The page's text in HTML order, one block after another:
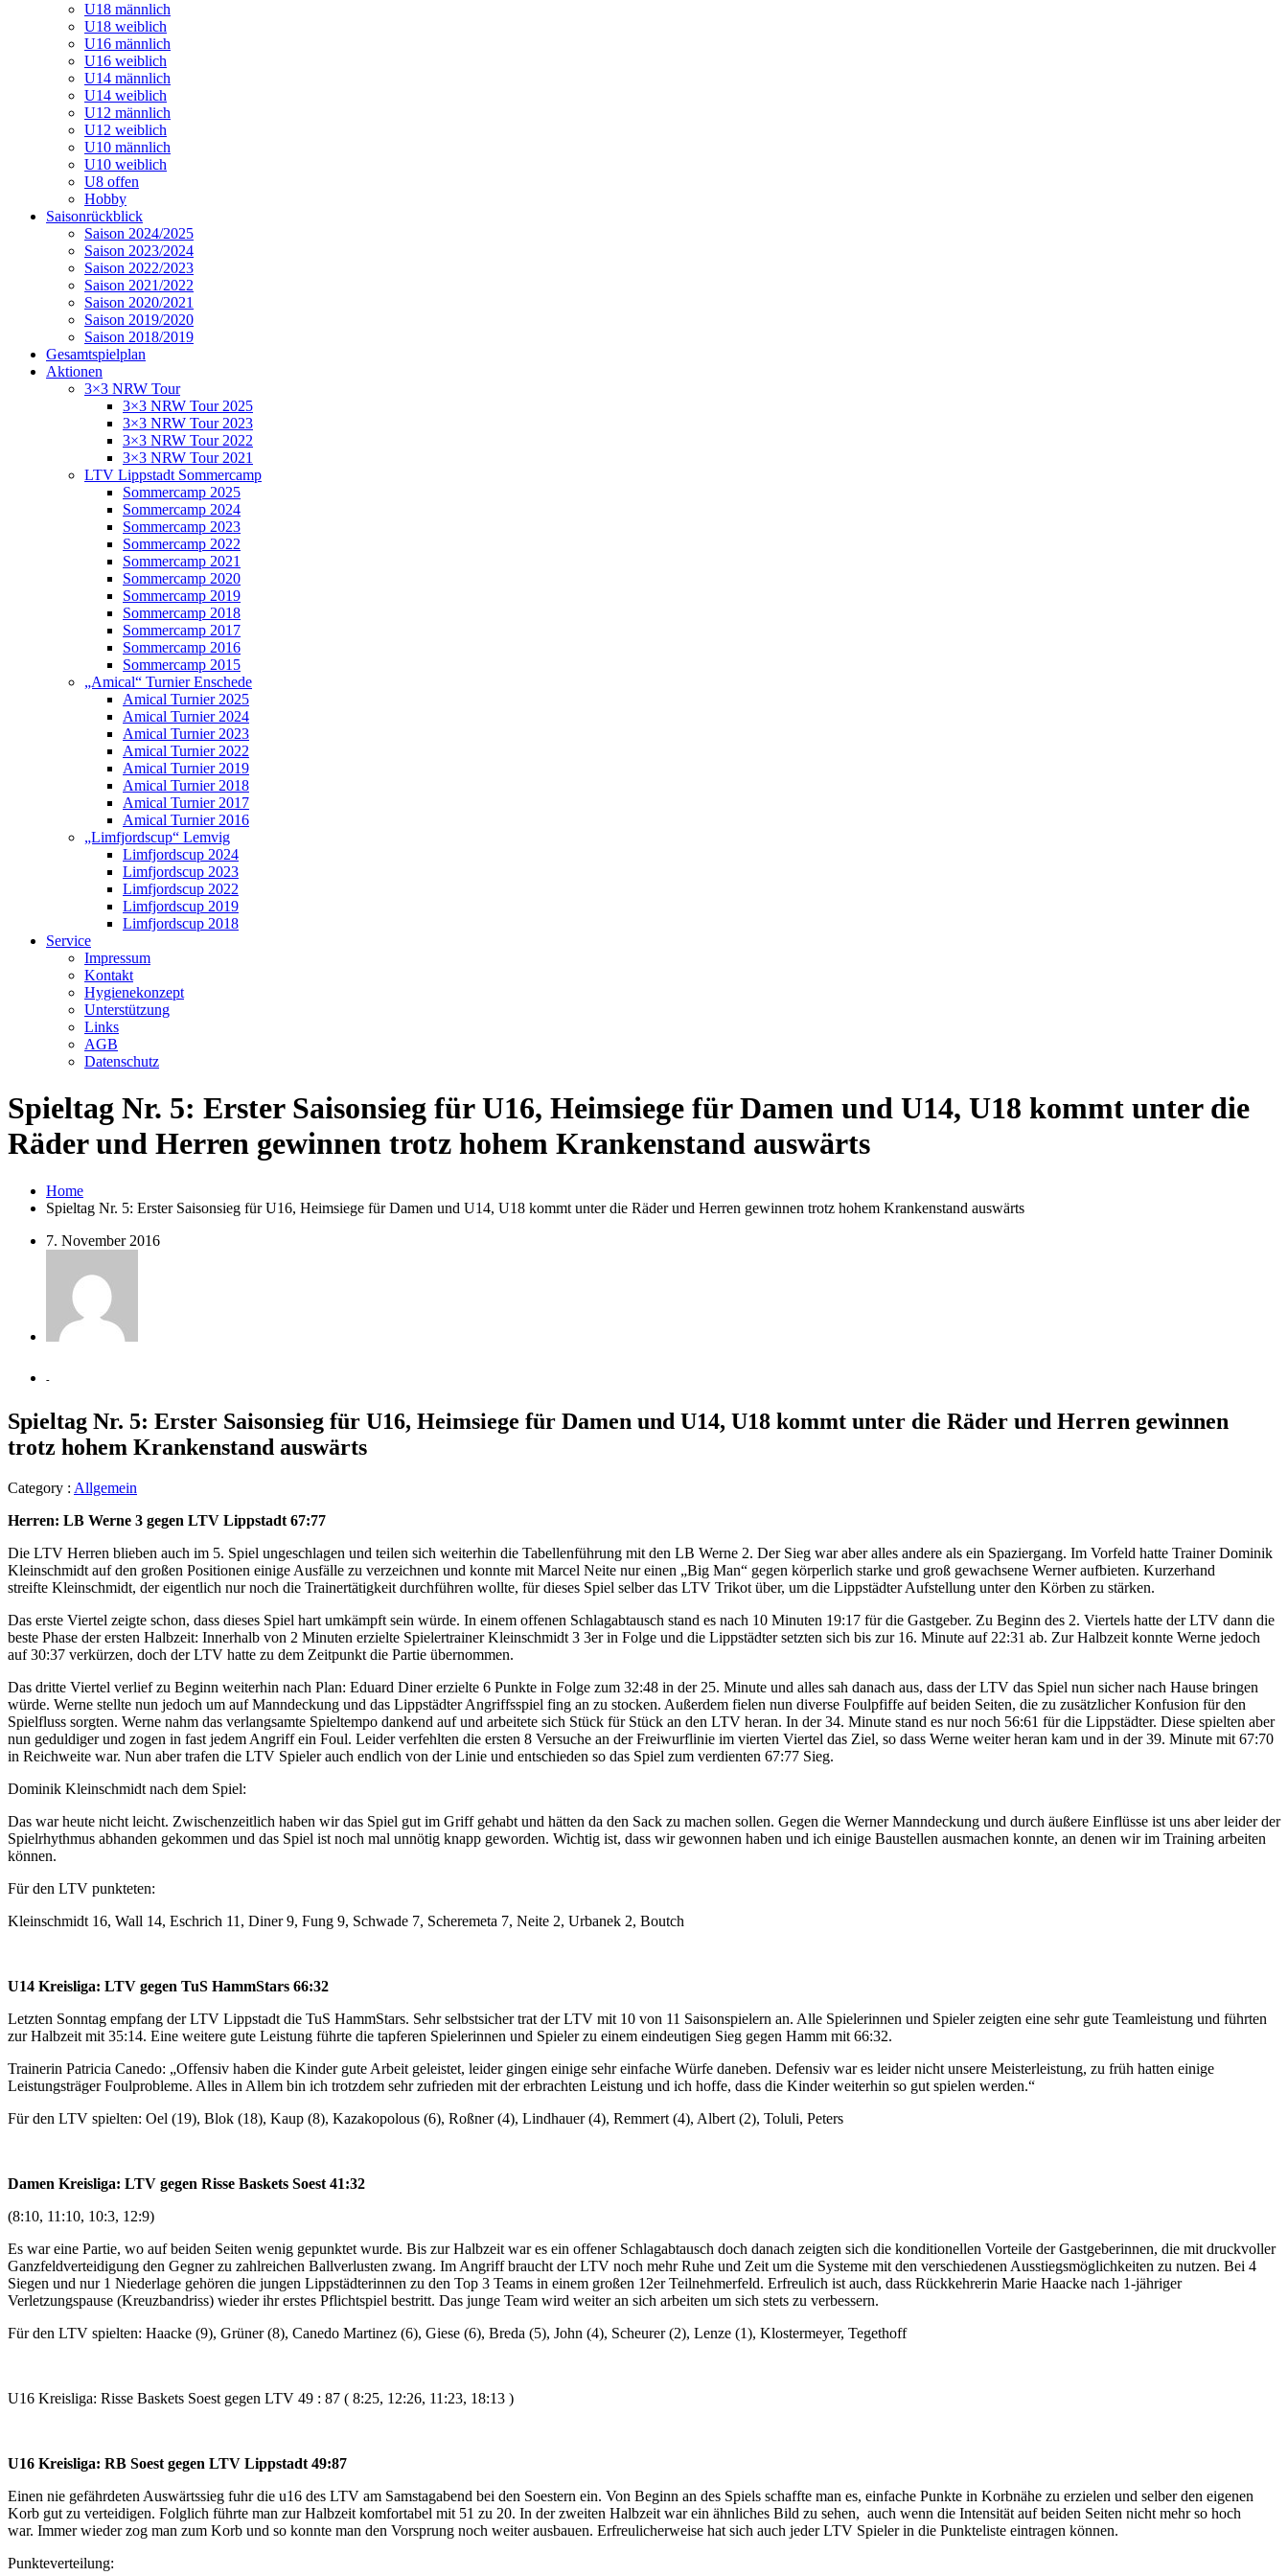
U18 männlich
U18 weiblich
U16 männlich
U16 weiblich
U14 männlich
U14 weiblich
U12 männlich
U12 weiblich
U10 männlich
U10 weiblich
U8 offen
Hobby
Saisonrückblick
Saison 2024/2025
Saison 2023/2024
Saison 2022/2023
Saison 2021/2022
Saison 2020/2021
Saison 2019/2020
Saison 2018/2019
Gesamtspielplan
Aktionen
3×3 NRW Tour
3×3 NRW Tour 2025
3×3 NRW Tour 2023
3×3 NRW Tour 2022
3×3 NRW Tour 2021
LTV Lippstadt Sommercamp
Sommercamp 2025
Sommercamp 2024
Sommercamp 2023
Sommercamp 2022
Sommercamp 2021
Sommercamp 2020
Sommercamp 2019
Sommercamp 2018
Sommercamp 2017
Sommercamp 2016
Sommercamp 2015
„Amical“ Turnier Enschede
Amical Turnier 2025
Amical Turnier 2024
Amical Turnier 2023
Amical Turnier 2022
Amical Turnier 2019
Amical Turnier 2018
Amical Turnier 2017
Amical Turnier 2016
„Limfjordscup“ Lemvig
Limfjordscup 2024
Limfjordscup 2023
Limfjordscup 2022
Limfjordscup 2019
Limfjordscup 2018
Service
Impressum
Kontakt
Hygienekonzept
Unterstützung
Links
AGB
Datenschutz
Spieltag Nr. 5: Erster Saisonsieg für U16, Heimsiege für Damen und U14, U18 kommt unter die
Räder und Herren gewinnen trotz hohem Krankenstand auswärts
Home
Spieltag Nr. 5: Erster Saisonsieg für U16, Heimsiege für Damen und U14, U18 kommt unter die Räder und Herren gewinnen trotz hohem Krankenstand auswärts
7. November 2016
-
Spieltag Nr. 5: Erster Saisonsieg für U16, Heimsiege für Damen und U14, U18 kommt unter die Räder und Herren gewinnen
trotz hohem Krankenstand auswärts
Category : Allgemein
Herren: LB Werne 3 gegen LTV Lippstadt 67:77
Die LTV Herren blieben auch im 5. Spiel ungeschlagen und teilen sich weiterhin die Tabellenführung mit den LB Werne 2. Der Sieg war aber alles andere als ein Spaziergang. Im Vorfeld hatte Trainer Dominik
Kleinschmidt auf den großen Positionen einige Ausfälle zu verzeichnen und konnte mit Marcel Neite nur einen „Big Man“ gegen körperlich starke und groß gewachsene Werner aufbieten. Kurzerhand
streifte Kleinschmidt, der eigentlich nur noch die Trainertätigkeit durchführen wollte, für dieses Spiel selber das LTV Trikot über, um die Lippstädter Aufstellung unter den Körben zu stärken.
Das erste Viertel zeigte schon, dass dieses Spiel hart umkämpft sein würde. In einem offenen Schlagabtausch stand es nach 10 Minuten 19:17 für die Gastgeber. Zu Beginn des 2. Viertels hatte der LTV dann die
beste Phase der ersten Halbzeit: Innerhalb von 2 Minuten erzielte Spielertrainer Kleinschmidt 3 3er in Folge und die Lippstädter setzten sich bis zur 16. Minute auf 22:31 ab. Zur Halbzeit konnte Werne jedoch
auf 30:37 verkürzen, doch der LTV hatte zu dem Zeitpunkt die Partie übernommen.
Das dritte Viertel verlief zu Beginn weiterhin nach Plan: Eduard Diner erzielte 6 Punkte in Folge zum 32:48 in der 25. Minute und alles sah danach aus, dass der LTV das Spiel nun sicher nach Hause bringen
würde. Werne stellte nun jedoch um auf Manndeckung und das Lippstädter Angriffsspiel fing an zu stocken. Außerdem fielen nun diverse Foulpfiffe auf beiden Seiten, die zu zusätzlicher Konfusion für den
Spielfluss sorgten. Werne nahm das verlangsamte Spieltempo dankend auf und arbeitete sich Stück für Stück an den LTV heran. In der 34. Minute stand es nur noch 56:61 für die Lippstädter. Diese spielten aber
nun geduldiger und zogen in fast jedem Angriff ein Foul. Leider verfehlten die ersten 8 Versuche an der Freiwurflinie im vierten Viertel das Ziel, so dass Werne weiter heran kam und in der 39. Minute mit 67:70
in Reichweite war. Nun aber trafen die LTV Spieler auch endlich von der Linie und entschieden so das Spiel zum verdienten 67:77 Sieg.
Dominik Kleinschmidt nach dem Spiel:
Das war heute nicht leicht. Zwischenzeitlich haben wir das Spiel gut im Griff gehabt und hätten da den Sack zu machen sollen. Gegen die Werner Manndeckung und durch äußere Einflüsse ist uns aber leider der
Spielrhythmus abhanden gekommen und das Spiel ist noch mal unnötig knapp geworden. Wichtig ist, dass wir gewonnen haben und ich einige Baustellen ausmachen konnte, an denen wir im Training arbeiten
können.
Für den LTV punkteten:
Kleinschmidt 16, Wall 14, Eschrich 11, Diner 9, Fung 9, Schwade 7, Scheremeta 7, Neite 2, Urbanek 2, Boutch
U14 Kreisliga: LTV gegen TuS HammStars 66:32
Letzten Sonntag empfang der LTV Lippstadt die TuS HammStars. Sehr selbstsicher trat der LTV mit 10 von 11 Saisonspielern an. Alle Spielerinnen und Spieler zeigten eine sehr gute Teamleistung und führten
zur Halbzeit mit 35:14. Eine weitere gute Leistung führte die tapferen Spielerinnen und Spieler zu einem eindeutigen Sieg gegen Hamm mit 66:32.
Trainerin Patricia Canedo: „Offensiv haben die Kinder gute Arbeit geleistet, leider gingen einige sehr einfache Würfe daneben. Defensiv war es leider nicht unsere Meisterleistung, zu früh hatten einige
Leistungsträger Foulprobleme. Alles in Allem bin ich trotzdem sehr zufrieden mit der erbrachten Leistung und ich hoffe, dass die Kinder weiterhin so gut spielen werden.“
Für den LTV spielten: Oel (19), Blok (18), Kaup (8), Kazakopolous (6), Roßner (4), Lindhauer (4), Remmert (4), Albert (2), Toluli, Peters
Damen Kreisliga: LTV gegen Risse Baskets Soest 41:32
(8:10, 11:10, 10:3, 12:9)
Es war eine Partie, wo auf beiden Seiten wenig gepunktet wurde. Bis zur Halbzeit war es ein offener Schlagabtausch doch danach zeigten sich die konditionellen Vorteile der Gastgeberinnen, die mit druckvoller
Ganzfeldverteidigung den Gegner zu zahlreichen Ballverlusten zwang. Im Angriff braucht der LTV noch mehr Ruhe und Zeit um die Systeme mit den verschiedenen Ausstiegsmöglichkeiten zu nutzen. Bei 4
Siegen und nur 1 Niederlage gehören die jungen Lippstädterinnen zu den Top 3 Teams in einem großen 12er Teilnehmerfeld. Erfreulich ist auch, dass Rückkehrerin Marie Haacke nach 1-jähriger
Verletzungspause (Kreuzbandriss) wieder ihr erstes Pflichtspiel bestritt. Das junge Team wird weiter an sich arbeiten um sich stets zu verbessern.
Für den LTV spielten: Haacke (9), Grüner (8), Canedo Martinez (6), Giese (6), Breda (5), John (4), Scheurer (2), Lenze (1), Klostermeyer, Tegethoff
U16 Kreisliga: Risse Baskets Soest gegen LTV 49 : 87 ( 8:25, 12:26, 11:23, 18:13 )
U16 Kreisliga: RB Soest gegen LTV Lippstadt 49:87
Einen nie gefährdeten Auswärtssieg fuhr die u16 des LTV am Samstagabend bei den Soestern ein. Von Beginn an des Spiels schaffte man es, einfache Punkte in Korbnähe zu erzielen und selber den eigenen
Korb gut zu verteidigen. Folglich führte man zur Halbzeit komfortabel mit 51 zu 20. In der zweiten Halbzeit war ein ähnliches Bild zu sehen, auch wenn die Intensität auf beiden Seiten nicht mehr so hoch
war. Immer wieder zog man zum Korb und so konnte man den Vorsprung noch weiter ausbauen. Erfreulicherweise hat sich auch jeder LTV Spieler in die Punkteliste eintragen können.
Punkteverteilung: